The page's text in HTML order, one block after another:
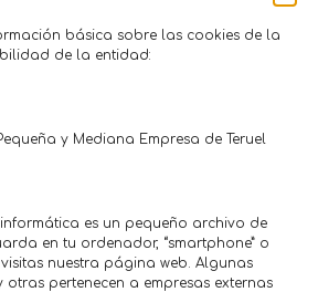
básica sobre las cookies de la
de la entidad:
y Mediana Empresa de Teruel
es un pequeño archivo de
en tu ordenador, “smartphone” o
nuestra página web. Algunas
otras pertenecen a empresas externas